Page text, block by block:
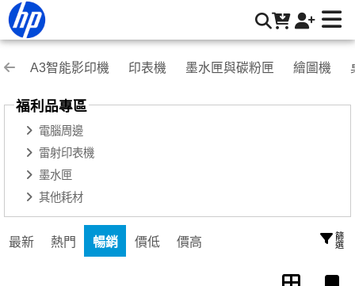
福利品專區 | HP® 惠普台灣原廠購物網
A3智能影印機 印表機 墨水匣與碳粉匣 繪圖機
福利品專區
電腦周邊
雷射印表機
墨水匣
其他耗材
最新 熱門 暢銷 價低 價高 篩選